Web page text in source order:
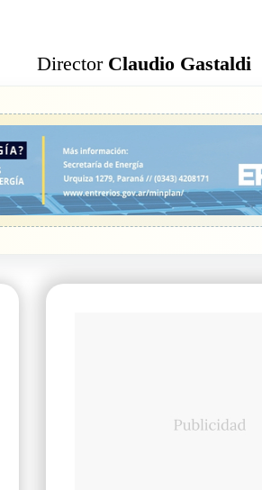
Director Claudio Gastaldi